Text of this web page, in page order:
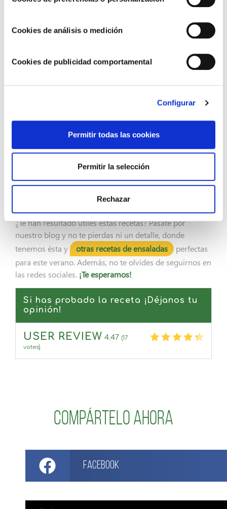
Cookies de análisis o medición
Cookies de publicidad comportamental
Configurar
Permitir todas las cookies
Permitir la selección
Rechazar
Lechuga variada (escarola, lechuga iceberg,
Taquitos de pavo o pollo (350 gramos)
Aceite de oliva
Elaboración
Para esta receta conviene cortar la manzana enmedias
o en pequeños dados del mismo tamaño
de los taquitos de pavo o pollo. Otra opción es aderezar
con una vinagreta casera.
¿Te han resultado útiles estas recetas? Pásate por
nuestro blog y no te pierdas ni un detalle, donde
tenemos ésta y
otras recetas de ensaladas
perfectas
para este verano. Además, no te olvides de seguirnos en
las redes sociales. ¡Te esperamos!
Si has probado la receta ¡Déjanos tu
opinión!
USER REVIEW 4.47 (17
votes)
Compártelo ahora
Facebook